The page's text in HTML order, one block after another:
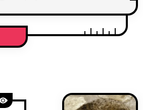
قراءة المقالة